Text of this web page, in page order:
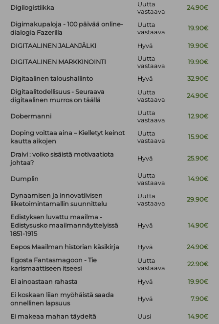
Digilogistiikka
Uutta
vastaava
24.90€
Digimakupaloja - 100 päivää online-
dialogia Fazerilla
Uutta
vastaava
19.90€
DIGITAALINEN JALANJÄLKI Hyvä 19.90€
DIGITAALINEN MARKKINOINTI
Uutta
vastaava
19.90€
Digitaalinen taloushallinto Hyvä
32.90€
Digitaalitodellisuus - Seuraava
digitaalinen murros on täällä
Uutta
vastaava
24.90€
Dobermanni
Uutta
vastaava
12.90€
Doping voittaa aina – Kielletyt keinot
kautta aikojen
Uutta
vastaava
15.90€
Draivi : voiko sisäistä motivaatiota
johtaa?
Hyvä 25.90€
Dumplin
Uutta
vastaava
14.90€
Dynaamisen ja innovatiivisen
liiketoimintamallin suunnittelu
Uutta
vastaava
29.90€
Edistyksen luvattu maailma -
Edistysusko maailmannäyttelyissä
1851-1915
Hyvä 14.90€
Eepos Maailman historian käsikirja Hyvä
24.90€
Egosta Fantasmagoon - Tie
karismaattiseen itseesi
Uutta
vastaava
22.90€
Ei ainoastaan rahasta Hyvä
19.90€
Ei koskaan liian myöhäistä saada
onnellinen lapsuus
Hyvä 7.90€
Ei makeaa mahan täydeltä Uusi
14.90€